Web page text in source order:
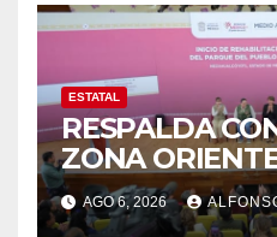
ESTATAL
RESPALDA
ZONA ORIENTE *
gobernadora
AGO 6, 2026